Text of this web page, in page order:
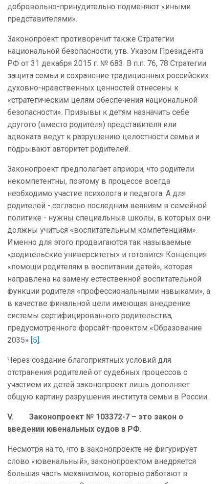
добровольно-принудительно подменяют «иными
представителями».
Законопроект противоречит также Стратегии
национальной безопасности, утв. Указом Президента
РФ от 31 декабря 2015 г. № 683. В п.п. 76, 78 Стратегии
защита семьи и сохранение традиционных российских
духовно-нравственных ценностей отнесены к
«стратегическим целям обеспечения национальной
безопасности». Призывы к детям назначить себе
другого (вместо родителя) представителя или
адвоката ведут к разрушению целостности семьи и
подрывают авторитет родителей.
Законопроект предполагает априори, что родители
некомпетентны, поэтому в процессе всегда
необходимо участие психолога и педагога. А для
родителей - согласно последним веяниям в семейной
политике - нужны специальные школы, в которых они
должны учиться «воспитательным компетенциям».
Именно для этого продвигаются так называемые
«родительские университеты» и готовится Концепция
«помощи родителям в воспитании детей», которая
направлена на замену естественной воспитательной
функции родителя «профессиональными навыками», а
в качестве финальной цели имеющая внедрение
системы сертифицированного родительства,
предусмотренного форсайт-проектом «Образование
2035» [5].
Через создание благоприятных условий для
отстранения родителей от судебных процессов с
участием их детей законопроект лишь дополняет
общую картину разрушения института семьи в России.
V. Законопроект № 103372-7 – это закон о
введении ювенальных судов в РФ.
Несмотря на то, что в законопроекте не фигурирует
слово «ювенальный», законопроектом внедряется
большая часть механизмов, которые работают в